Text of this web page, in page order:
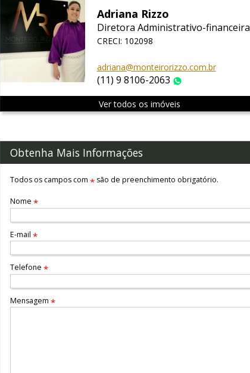
Adriana Rizzo
Diretora Administrativo-financeira
CRECI: 102098
adriana@monteirorizzo.com.br
(11) 9 8106-2063
Ver todos os imóveis
Obtenha Mais Informações
Todos os campos com* são de preenchimento obrigatório.
Nome*
E-mail*
Telefone*
Mensagem*